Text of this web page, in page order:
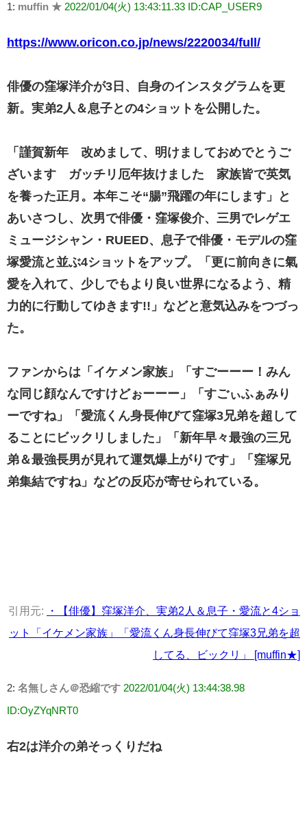
1: muffin ★ 2022/01/04(火) 13:43:11.33 ID:CAP_USER9
https://www.oricon.co.jp/news/2220034/full/
俳優の窪塚洋介が3日、自身のインスタグラムを更
新。実弟2人＆息子との4ショットを公開した。
「謹賀新年 改めまして、明けましておめでとうご
ざいます ガッチリ厄年抜けました 家族皆で英気
を養った正月。本年こそ“腸”飛躍の年にします」と
あいさつし、次男で俳優・窪塚俊介、三男でレゲエ
ミュージシャン・RUEED、息子で俳優・モデルの窪
塚愛流と並ぶ4ショットをアップ。「更に前向きに氣
愛を入れて、少しでもより良い世界になるよう、精
力的に行動してゆきます!!」などと意気込みをつづっ
た。
ファンからは「イケメン家族」「すごーーー！みん
な同じ顔なんですけどぉーーー」「すごぃふぁみり
ーですね」「愛流くん身長伸びて窪塚3兄弟を超して
ることにビックリしました」「新年早々最強の三兄
弟＆最強長男が見れて運気爆上がりです」「窪塚兄
弟集結ですね」などの反応が寄せられている。
引用元:
・【俳優】窪塚洋介、実弟2人＆息子・愛流と4ショ
ット「イケメン家族」「愛流くん身長伸びて窪塚3兄弟を超
してる、ビックリ」 [muffin★]
2: 名無しさん＠恐縮です 2022/01/04(火) 13:44:38.98
ID:OyZYqNRT0
右2は洋介の弟そっくりだね